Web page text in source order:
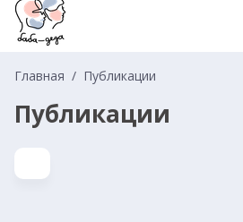
Главная Публикации
Публикации